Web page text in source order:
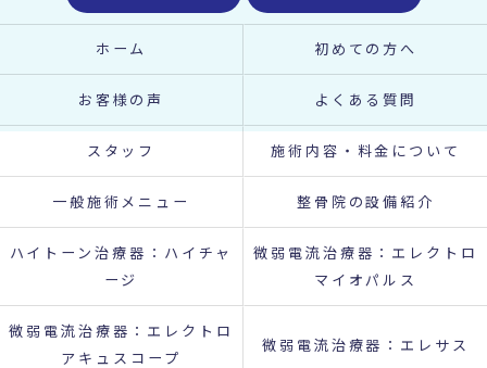
ホーム 初めての方へ
お客様の声 よくある質問
スタッフ 施術内容・料金について
一般施術メニュー 整骨院の設備紹介
ハイトーン治療器：ハイチャ
ージ
微弱電流治療器：エレクトロ
マイオパルス
微弱電流治療器：エレクトロ
アキュスコープ
微弱電流治療器：エレサス